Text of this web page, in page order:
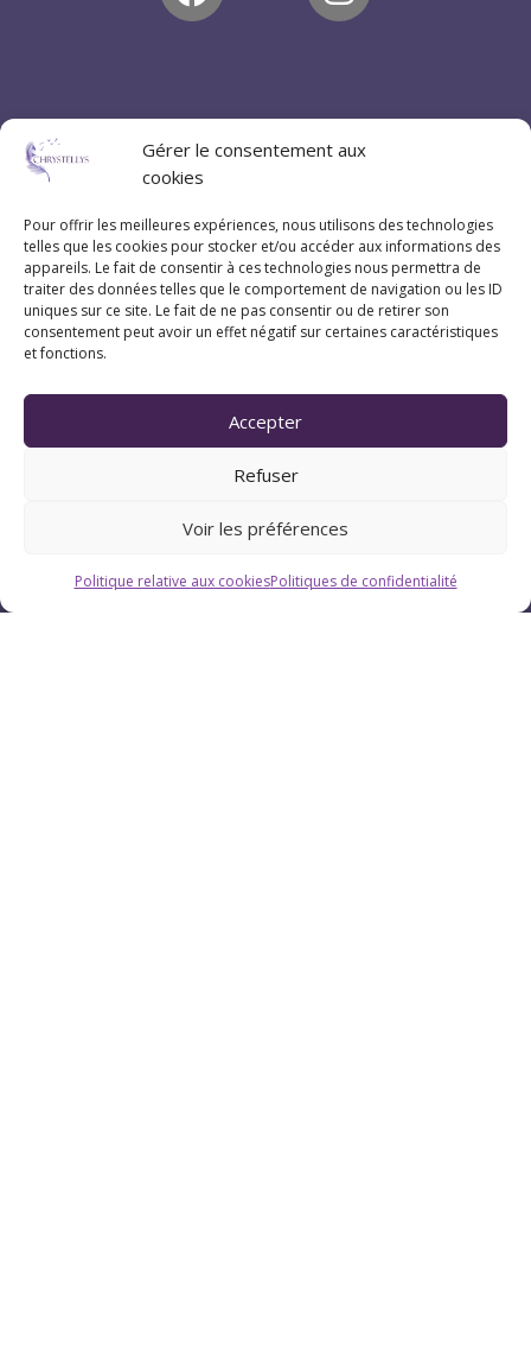
Gérer le consentement aux
cookies
Pour offrir les meilleures expériences, nous utilisons des technologies
telles que les cookies pour stocker et/ou accéder aux informations des
appareils. Le fait de consentir à ces technologies nous permettra de
traiter des données telles que le comportement de navigation ou les ID
uniques sur ce site. Le fait de ne pas consentir ou de retirer son
consentement peut avoir un effet négatif sur certaines caractéristiques
et fonctions.
Accepter
Refuser
Voir les préférences
Politique relative aux cookiesPolitiques de confidentialité
Du lundi au vendredi : 9h-12h / 13h-18h
Le samedi : 9h-12h